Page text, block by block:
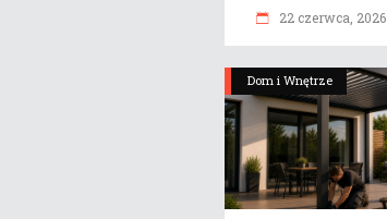
22 czerwca, 2026
Dom i Wnętrze